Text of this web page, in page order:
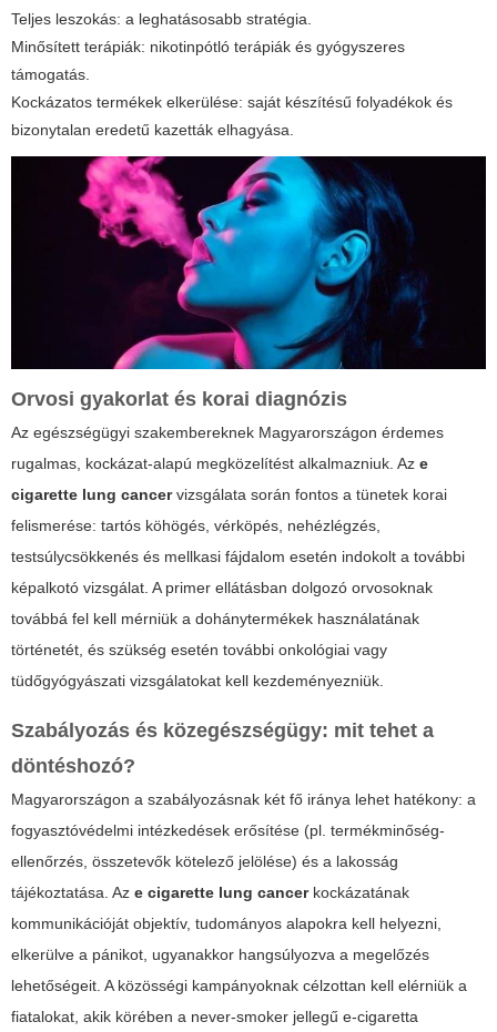
Teljes leszokás: a leghatásosabb stratégia.
Minősített terápiák: nikotinpótló terápiák és gyógyszeres
támogatás.
Kockázatos termékek elkerülése: saját készítésű folyadékok és
bizonytalan eredetű kazetták elhagyása.
Orvosi gyakorlat és korai diagnózis
Az egészségügyi szakembereknek Magyarországon érdemes
rugalmas, kockázat-alapú megközelítést alkalmazniuk. Az e
cigarette lung cancervizsgálata során fontos a tünetek korai
felismerése: tartós köhögés, vérköpés, nehézlégzés,
testsúlycsökkenés és mellkasi fájdalom esetén indokolt a további
képalkotó vizsgálat. A primer ellátásban dolgozó orvosoknak
továbbá fel kell mérniük a dohánytermékek használatának
történetét, és szükség esetén további onkológiai vagy
tüdőgyógyászati vizsgálatokat kell kezdeményezniük.
Szabályozás és közegészségügy: mit tehet a
döntéshozó?
Magyarországon a szabályozásnak két fő iránya lehet hatékony: a
fogyasztóvédelmi intézkedések erősítése (pl. termékminőség-
ellenőrzés, összetevők kötelező jelölése) és a lakosság
tájékoztatása. Az e cigarette lung cancerkockázatának
kommunikációját objektív, tudományos alapokra kell helyezni,
elkerülve a pánikot, ugyanakkor hangsúlyozva a megelőzés
lehetőségeit. A közösségi kampányoknak célzottan kell elérniük a
fiatalokat, akik körében a never-smoker jellegű e-cigaretta